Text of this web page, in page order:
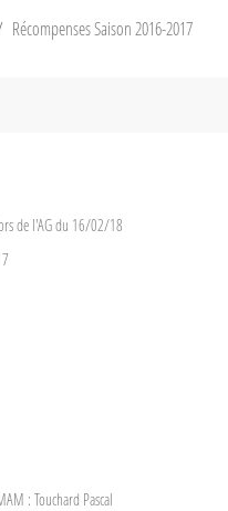
Récompenses Saison 2016-2017
de l'AG du 16/02/18
: Touchard Pascal